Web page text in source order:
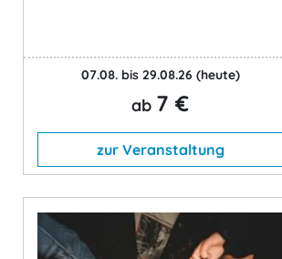
07.08. bis 29.08.26 (heute)
ab 7 €
zur Veranstaltung